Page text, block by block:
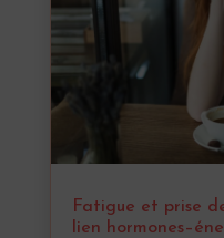
Fatigue et prise
lien